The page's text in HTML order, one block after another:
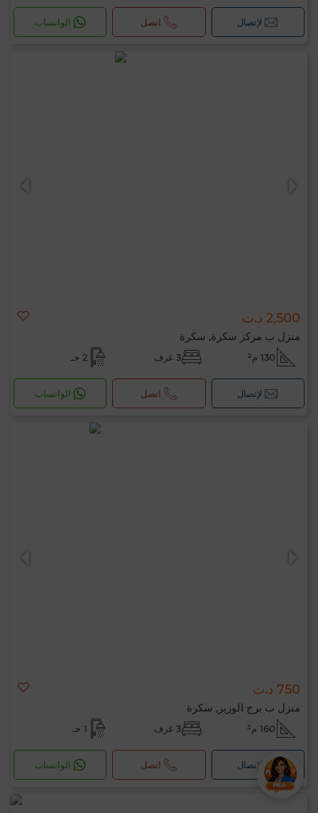
لإتصال اتصل الواتساب
2,500 د.ت
منزل ب مركز سكرة, سكرة
130 م² 3 غرف 2 حـ
لإتصال اتصل الواتساب
750 د.ت
منزل ب برج الوزير, سكرة
160 م² 3 غرف 1 حـ
لإتصال اتصل الواتساب